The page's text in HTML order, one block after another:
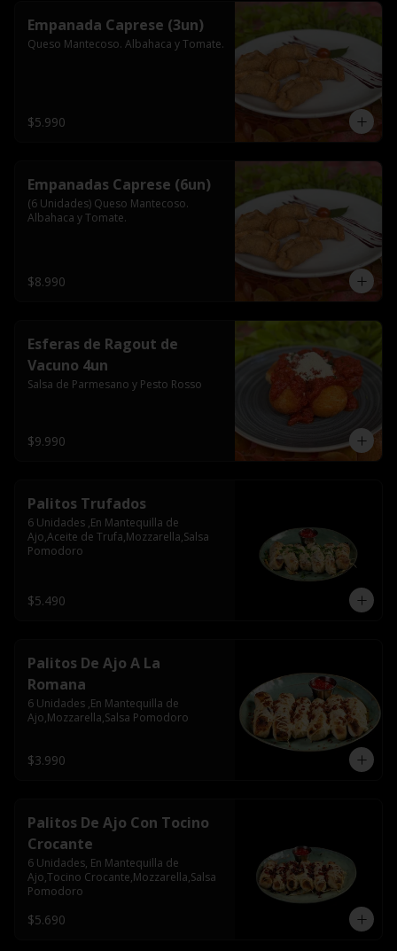
Empanada Caprese (3un)
Queso Mantecoso. Albahaca y Tomate.
$5.990
Empanadas Caprese (6un)
(6 Unidades) Queso Mantecoso.
Albahaca y Tomate.
$8.990
Esferas de Ragout de
Vacuno 4un
Salsa de Parmesano y Pesto Rosso
$9.990
Palitos Trufados
6 Unidades ,En Mantequilla de
Ajo,Aceite de Trufa,Mozzarella,Salsa
Pomodoro
$5.490
Palitos De Ajo A La
Romana
6 Unidades ,En Mantequilla de
Ajo,Mozzarella,Salsa Pomodoro
$3.990
Palitos De Ajo Con Tocino
Crocante
6 Unidades, En Mantequilla de
Ajo,Tocino Crocante,Mozzarella,Salsa
Pomodoro
$5.690